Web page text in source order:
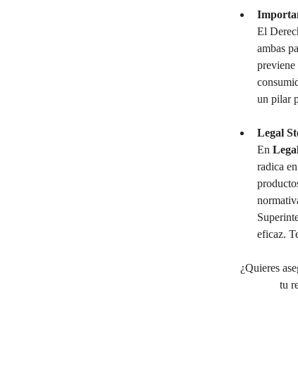
El
ambas
previene
un pilar
Legal
En
radica
eficaz.
¿Quieres
tu